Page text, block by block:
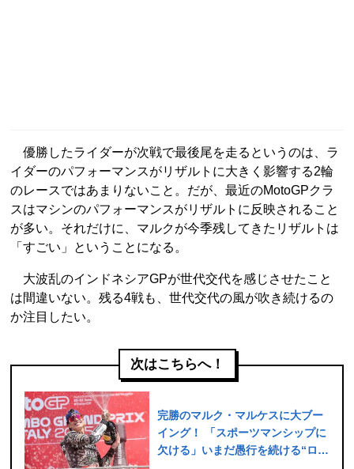
優勝したライダーが次戦で最後尾を走るというのは、ラ
イダーのパフォーマンスがリザルトに大きく影響する2輪
のレースではあまりないこと。だが、最近のMotoGPクラ
スはマシンのパフォーマンスがリザルトに反映されること
が多い。それだけに、マルクが今季残してきたリザルトは
「すごい」ということになる。
大波乱のインドネシアGPが世代交代を感じさせたこと
は間違いない。残る4戦も、世代交代の風が吹き続けるの
か注目したい。
次はこちらへ！
完勝のマルク・マルケスに大ブー
イング！ 「スポーツマンシップに
欠ける」いまだ愚行を続ける“ロッ